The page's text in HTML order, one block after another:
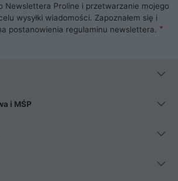
Newslettera Proline i przetwarzanie mojego
wysyłki wiadomości. Zapoznałem się i
postanowienia regulaminu newslettera.
i MŚP